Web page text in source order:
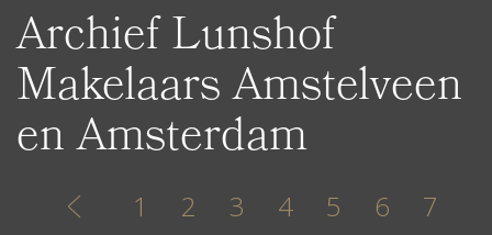
Archief Lunshof
Makelaars Amstelveen
en Amsterdam
1 2 3 4 5 6
7